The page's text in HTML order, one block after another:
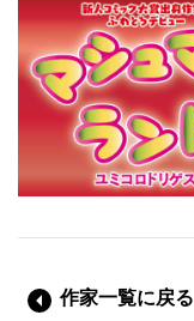
作家一覧に戻る